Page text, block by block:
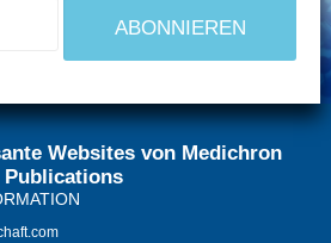
Websites von Medichron
Publications